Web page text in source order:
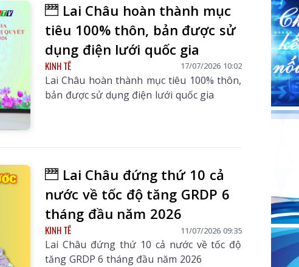
Lai Châu hoàn thành mục
tiêu 100% thôn, bản được sử
dụng điện lưới quốc gia
KINH TẾ 17/07/2026 10:02
Lai Châu hoàn thành mục tiêu 100% thôn,
bản được sử dụng điện lưới quốc gia
Lai Châu đứng thứ 10 cả
nước về tốc độ tăng GRDP 6
tháng đầu năm 2026
KINH TẾ 11/07/2026 09:35
Lai Châu đứng thứ 10 cả nước về tốc độ
tăng GRDP 6 tháng đầu năm 2026